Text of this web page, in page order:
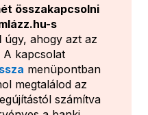
összakapcsolni
s
úgy, ahogy azt az
A kapcsolat
menüpontban
megtalálod az
számítva